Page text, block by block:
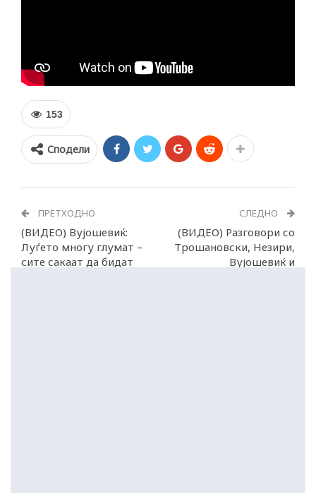
153
Сподели
ПРЕТХОДНО
(ВИДЕО) Вујошевиќ:
Луѓето многу глумат –
сите сакаат да бидат
СЛЕДНО
(ВИДЕО) Разговори со
Трошановски, Незири,
Вујошевиќ и